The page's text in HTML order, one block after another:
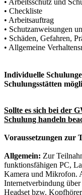
• Arbeitsschutz und
• Checkliste
• Arbeitsauftrag
• Schutzanweisungen
• Schäden, Gefahren,
• Allgemeine
Individuelle
Schulungsstätten
Sollte es sich bei der
Schulung handeln
Voraussetzungen zur
Allgemein: Zur
funktionsfähigen PC,
Kamera und Mikrofon.
Internetverbindung
Headset bzw.